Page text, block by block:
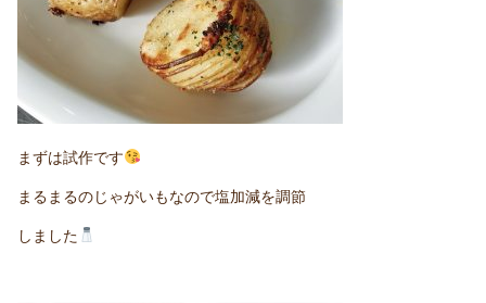
まずは試作です
まるまるのじゃがいもなので塩加減を調節
しました